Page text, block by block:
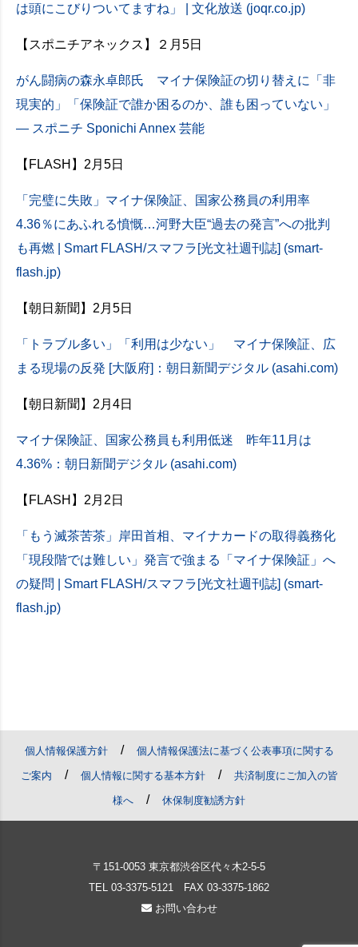
は頭にこびりついてますね」 | 文化放送 (joqr.co.jp)
【スポニチアネックス】２月5日
がん闘病の森永卓郎氏 マイナ保険証の切り替えに「非
現実的」「保険証で誰か困るのか、誰も困っていない」
― スポニチ Sponichi Annex 芸能
【FLASH】2月5日
「完璧に失敗」マイナ保険証、国家公務員の利用率
4.36％にあふれる憤慨…河野大臣“過去の発言”への批判
も再燃 | Smart FLASH/スマフラ[光文社週刊誌] (smart-
flash.jp)
【朝日新聞】2月5日
「トラブル多い」「利用は少ない」 マイナ保険証、広
まる現場の反発 [大阪府]：朝日新聞デジタル (asahi.com)
【朝日新聞】2月4日
マイナ保険証、国家公務員も利用低迷 昨年11月は
4.36%：朝日新聞デジタル (asahi.com)
【FLASH】2月2日
「もう滅茶苦茶」岸田首相、マイナカードの取得義務化
「現段階では難しい」発言で強まる「マイナ保険証」へ
の疑問 | Smart FLASH/スマフラ[光文社週刊誌] (smart-
flash.jp)
個人情報保護方針/ 個人情報保護法に基づく公表事項に関する
ご案内 / 個人情報に関する基本方針/ 共済制度にご加入の皆
様へ / 休保制度勧誘方針
〒151-0053 東京都渋谷区代々木2-5-5
TEL 03-3375-5121
FAX 03-3375-1862
お問い合わせ